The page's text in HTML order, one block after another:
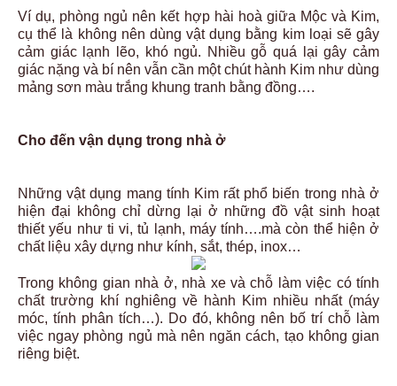
Ví dụ, phòng ngủ nên kết hợp hài hoà giữa Mộc và Kim,
cụ thể là không nên dùng vật dụng bằng kim loại sẽ gây
cảm giác lạnh lẽo, khó ngủ. Nhiều gỗ quá lại gây cảm
giác nặng và bí nên vẫn cần một chút hành Kim như dùng
mảng sơn màu trắng khung tranh bằng đồng….
Cho đến vận dụng trong nhà ở
Những vật dụng mang tính Kim rất phổ biến trong nhà ở
hiện đại không chỉ dừng lại ở những đồ vật sinh hoạt
thiết yếu như ti vi, tủ lạnh, máy tính….mà còn thể hiện ở
chất liệu xây dựng như kính, sắt, thép, inox…
Trong không gian nhà ở, nhà xe và chỗ làm việc có tính
chất trường khí nghiêng về hành Kim nhiều nhất (máy
móc, tính phân tích…). Do đó, không nên bố trí chỗ làm
việc ngay phòng ngủ mà nên ngăn cách, tạo không gian
riêng biệt.